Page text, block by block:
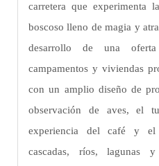
carretera que experimenta
boscoso lleno de magia y
desarrollo de una
campamentos y viviendas
con un amplio diseño de
observación de aves, el
experiencia del café y el
cascadas, ríos, lagunas